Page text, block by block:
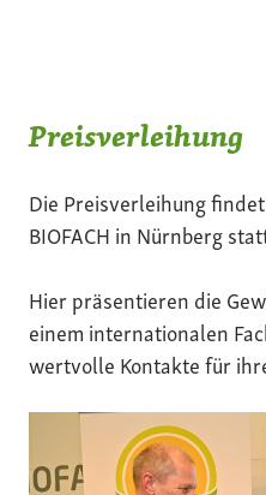
Preisverleihung
Die Preisverleihung
BIOFACH in Nürnberg
Hier präsentieren die
einem internationalen
wertvolle Kontakte für